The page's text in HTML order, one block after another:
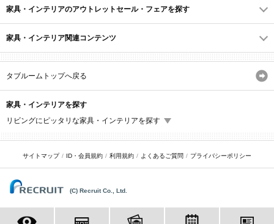
家具・インテリアのアウトレットセール・フェアを探す
家具・インテリア関連コンテンツ
タブルームトップへ戻る
家具・インテリアを探す
リビングにピッタリな家具・インテリアを探す
サイトマップ ID・会員規約 利用規約 よくあるご質問 プライバシーポリシー
(C) Recruit Co., Ltd.